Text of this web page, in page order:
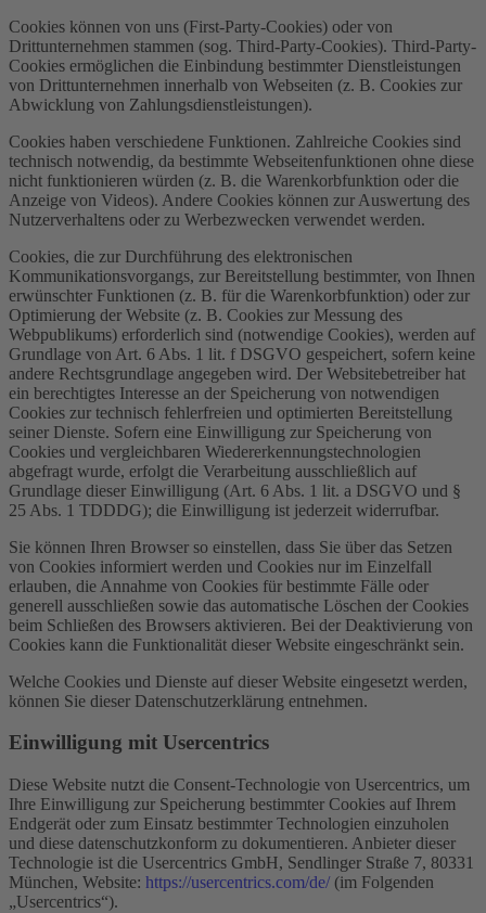
Cookies können von uns (First-Party-Cookies) oder von
Drittunternehmen stammen (sog. Third-Party-Cookies). Third-Party-
Cookies ermöglichen die Einbindung bestimmter Dienstleistungen
von Drittunternehmen innerhalb von Webseiten (z. B. Cookies zur
Abwicklung von Zahlungsdienstleistungen).
Cookies haben verschiedene Funktionen. Zahlreiche Cookies sind
technisch notwendig, da bestimmte Webseitenfunktionen ohne diese
nicht funktionieren würden (z. B. die Warenkorbfunktion oder die
Anzeige von Videos). Andere Cookies können zur Auswertung des
Nutzerverhaltens oder zu Werbezwecken verwendet werden.
Cookies, die zur Durchführung des elektronischen
Kommunikationsvorgangs, zur Bereitstellung bestimmter, von Ihnen
erwünschter Funktionen (z. B. für die Warenkorbfunktion) oder zur
Optimierung der Website (z. B. Cookies zur Messung des
Webpublikums) erforderlich sind (notwendige Cookies), werden auf
Grundlage von Art. 6 Abs. 1 lit. f DSGVO gespeichert, sofern keine
andere Rechtsgrundlage angegeben wird. Der Websitebetreiber hat
ein berechtigtes Interesse an der Speicherung von notwendigen
Cookies zur technisch fehlerfreien und optimierten Bereitstellung
seiner Dienste. Sofern eine Einwilligung zur Speicherung von
Cookies und vergleichbaren Wiedererkennungstechnologien
abgefragt wurde, erfolgt die Verarbeitung ausschließlich auf
Grundlage dieser Einwilligung (Art. 6 Abs. 1 lit. a DSGVO und §
25 Abs. 1 TDDDG); die Einwilligung ist jederzeit widerrufbar.
Sie können Ihren Browser so einstellen, dass Sie über das Setzen
von Cookies informiert werden und Cookies nur im Einzelfall
erlauben, die Annahme von Cookies für bestimmte Fälle oder
generell ausschließen sowie das automatische Löschen der Cookies
beim Schließen des Browsers aktivieren. Bei der Deaktivierung von
Cookies kann die Funktionalität dieser Website eingeschränkt sein.
Welche Cookies und Dienste auf dieser Website eingesetzt werden,
können Sie dieser Datenschutzerklärung entnehmen.
Einwilligung mit Usercentrics
Diese Website nutzt die Consent-Technologie von Usercentrics, um
Ihre Einwilligung zur Speicherung bestimmter Cookies auf Ihrem
Endgerät oder zum Einsatz bestimmter Technologien einzuholen
und diese datenschutzkonform zu dokumentieren. Anbieter dieser
Technologie ist die Usercentrics GmbH, Sendlinger Straße 7, 80331
München, Website: https://usercentrics.com/de/ (im Folgenden
„Usercentrics“).